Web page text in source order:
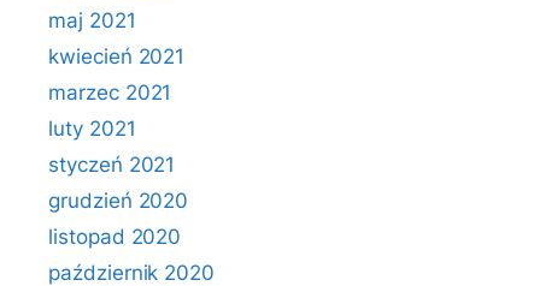
maj 2021
kwiecień 2021
marzec 2021
luty 2021
styczeń 2021
grudzień 2020
listopad 2020
październik 2020